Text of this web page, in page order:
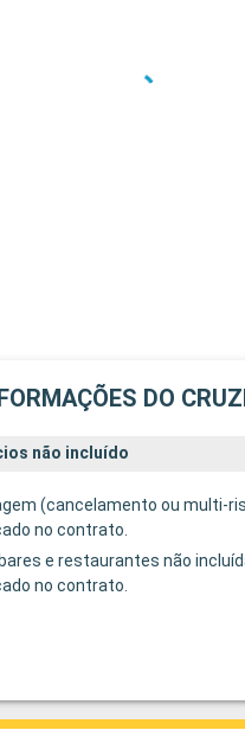
DO
não incluído
(cancelamento ou multi-
no contrato.
e restaurantes não
no contrato.